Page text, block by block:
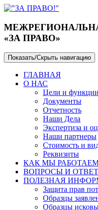
«ЗА ПРАВО»
Показать/Скрыть навигацию
ГЛАВНАЯ
О НАС
Цели и функции
Документы
Отчетность
Наши Дела
Экспертиза и
Наши партнеры
Стоимость и
Реквизиты
КАК МЫ
ВОПРОСЫ И
ПОЛЕЗНАЯ
Защита прав
Образцы
Образцы